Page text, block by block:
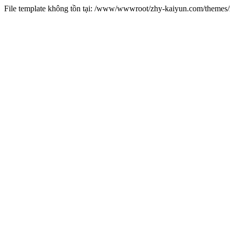
File template không tồn tại: /www/wwwroot/zhy-kaiyun.com/